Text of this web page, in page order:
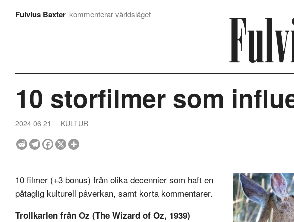
Fulvius Baxter kommenterar världsläget
10 storfilmer som
2024 06 21 KULTUR
10 filmer (+3 bonus) från olika decennier som haft en
påtaglig kulturell påverkan, samt korta kommentarer.
Trollkarlen från Oz (The Wizard of Oz, 1939)